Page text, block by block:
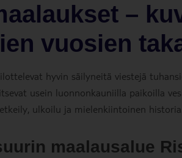
–
vuosien
hyvin säilyneitä viestejä
usein luonnonkauniilla paikoilla
ulkoilu ja mielenkiintoinen
maalausalue